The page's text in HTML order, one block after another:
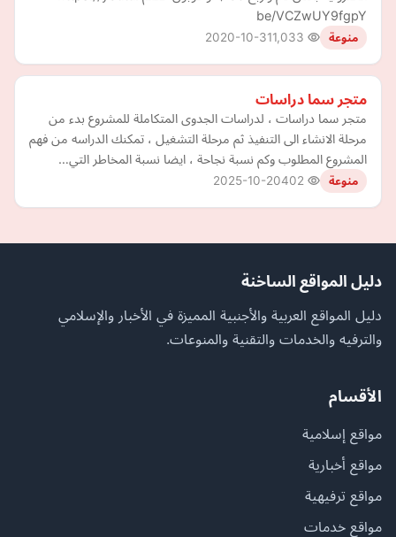
be/VCZwUY9fgpY
منوعة 2020-10-31
متجر سما دراسات
متجر سما دراسات ، لدراسات الجدوى المتكاملة للمشروع بدء من
مرحلة الانشاء الى التنفيذ ثم مرحلة التشغيل ، تمكنك الدراسه من فهم
المشروع المطلوب وكم نسبة نجاحة ، ايضا نسبة المخاطر التي…
منوعة 2025-10-20
دليل المواقع الساخنة
دليل المواقع العربية والأجنبية المميزة في الأخبار والإسلامي
والترفيه والخدمات والتقنية والمنوعات.
الأقسام
مواقع إسلامية
مواقع أخبارية
مواقع ترفيهية
مواقع خدمات